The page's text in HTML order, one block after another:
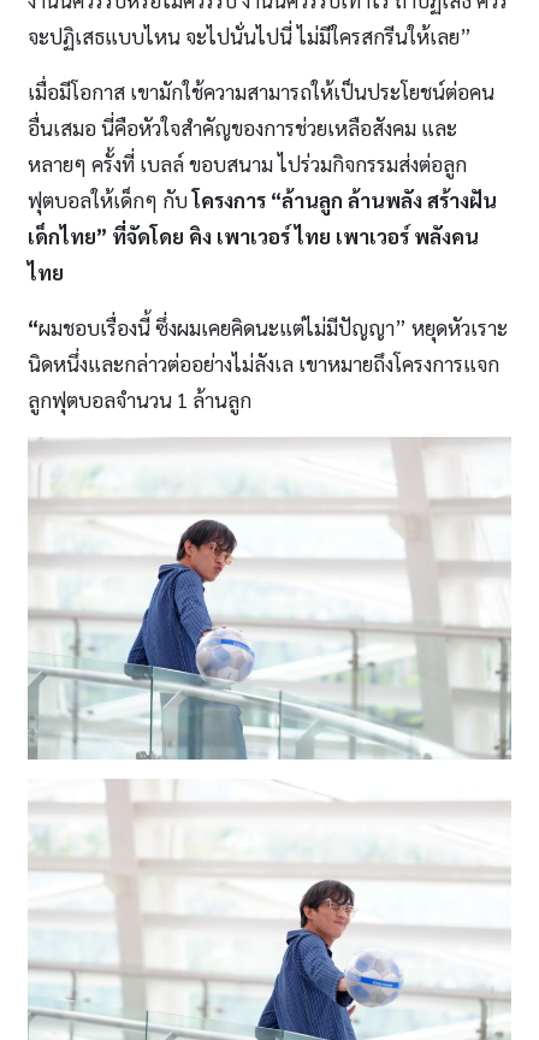
จะปฏิเสธแบบไหน จะไปนั่นไปนี่ ไม่มีใครสกรีนให้เลย”
เมื่อมีโอกาส เขามักใช้ความสามารถให้เป็นประโยชน์ต่อคน
อื่นเสมอ นี่คือหัวใจสำคัญของการช่วยเหลือสังคม และ
หลายๆ ครั้งที่ เบลล์ ขอบสนาม ไปร่วมกิจกรรมส่งต่อลูก
ฟุตบอลให้เด็กๆ กับโครงการ “ล้านลูก ล้านพลัง สร้างฝัน
เด็กไทย” ที่จัดโดย คิง เพาเวอร์ ไทย เพาเวอร์ พลังคน
ไทย
“ผมชอบเรื่องนี้ ซึ่งผมเคยคิดนะแต่ไม่มีปัญญา” หยุดหัวเราะ
นิดหนึ่งและกล่าวต่ออย่างไม่ลังเล เขาหมายถึงโครงการแจก
ลูกฟุตบอลจำนวน 1 ล้านลูก